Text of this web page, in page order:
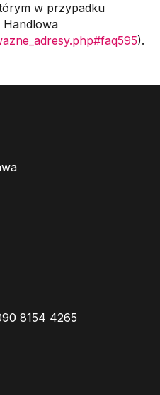
w przypadku
Handlowa
).
8154 4265